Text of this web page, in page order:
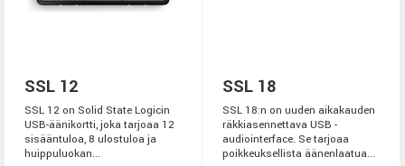
SSL 12
SSL 12 on Solid State Logicin
USB-äänikortti, joka tarjoaa 12
sisääntuloa, 8 ulostuloa ja
huippuluokan...
SSL 18
SSL 18:n on uuden aikakauden
räkkiasennettava USB -
audiointerface. Se tarjoaa
poikkeuksellista äänenlaatua...